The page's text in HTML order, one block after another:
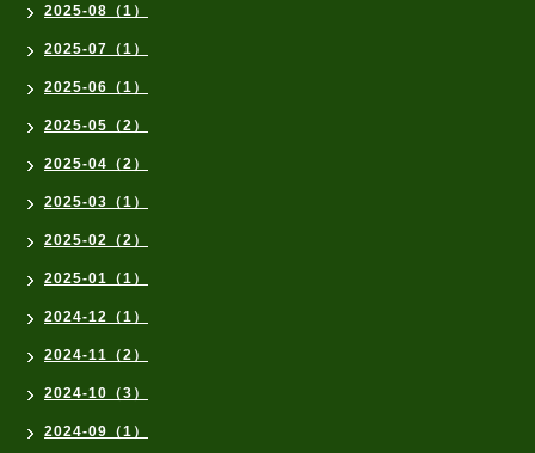
2025-08（1）
2025-07（1）
2025-06（1）
2025-05（2）
2025-04（2）
2025-03（1）
2025-02（2）
2025-01（1）
2024-12（1）
2024-11（2）
2024-10（3）
2024-09（1）